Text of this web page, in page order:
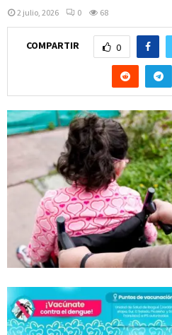
2 julio, 2026 0 68
COMPARTIR 0